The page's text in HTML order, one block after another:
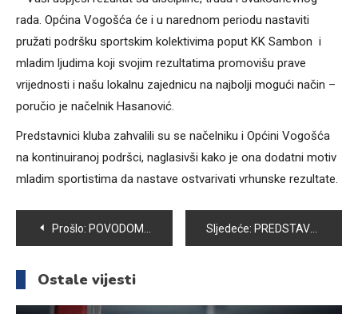
rada. Općina Vogošća će i u narednom periodu nastaviti
pružati podršku sportskim kolektivima poput KK Sambon i
mladim ljudima koji svojim rezultatima promovišu prave
vrijednosti i našu lokalnu zajednicu na najbolji mogući način –
poručio je načelnik Hasanović.
Predstavnici kluba zahvalili su se načelniku i Općini Vogošća
na kontinuiranoj podršci, naglasivši kako je ona dodatni motiv
mladim sportistima da nastave ostvarivati vrhunske rezultate.
Navigacija
članaka
Prošlo: POVODOM KURBAN BAJRAMA: VAŽNO JE POŠTOVATI VETERINARSKE MJERE I IZVRŠITI ZDRAVSTVENU KONTROLU KURBANA Sljedeće: PREDSTAVLJAMO JU MEDRESA „OSMAN ef. REDŽOVIĆ“ VELIKO ČAJNO KOD VISOKOG – GOST JUTARNJEG PROGRAMA DIREKTOR DŽENAN REZAKOVIĆ
Ostale vijesti